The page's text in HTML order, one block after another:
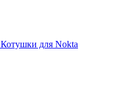
Котушки для Nokta